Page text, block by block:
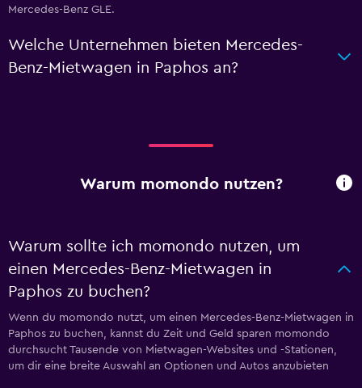
Mercedes-Benz GLE.
Welche Unternehmen bieten Mercedes-
Benz-Mietwagen in Paphos an?
Warum momondo nutzen?
Warum sollte ich momondo nutzen, um
einen Mercedes-Benz-Mietwagen in
Paphos zu buchen?
Wenn du momondo nutzt, um einen Mercedes-Benz-Mietwagen in
Paphos zu buchen, kannst du Zeit und Geld sparen momondo
durchsucht Tausende von Mietwagen-Websites und -Stationen,
um dir eine breite Auswahl an Optionen und Autos anzubieten